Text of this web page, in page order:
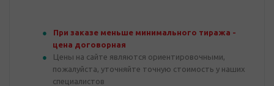
При заказе меньше минимального тиража -
цена договорная
Цены на сайте являются ориентировочными,
пожалуйста, уточняйте точную стоимость у наших
специалистов